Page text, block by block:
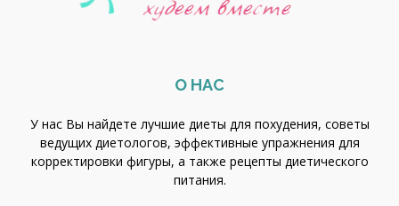
О НАС
У нас Вы найдете лучшие диеты для похудения, советы
ведущих диетологов, эффективные упражнения для
корректировки фигуры, а также рецепты диетического
питания.